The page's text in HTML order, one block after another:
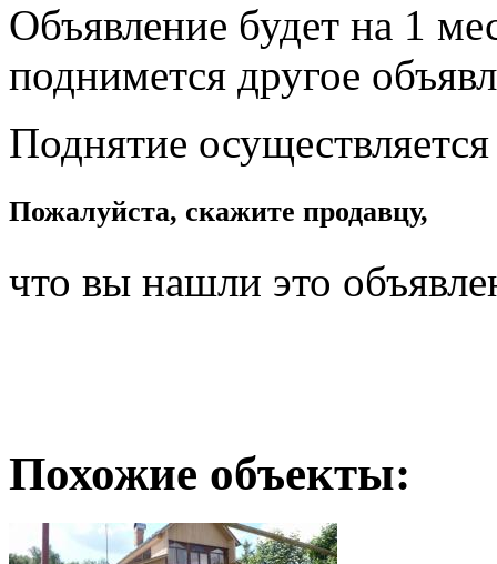
Объявление будет на 1
поднимется другое
Поднятие
Пожалуйста, скажите продавцу,
что вы нашли это
Похожие объекты: